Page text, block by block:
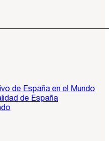
de España en el Mundo
de España